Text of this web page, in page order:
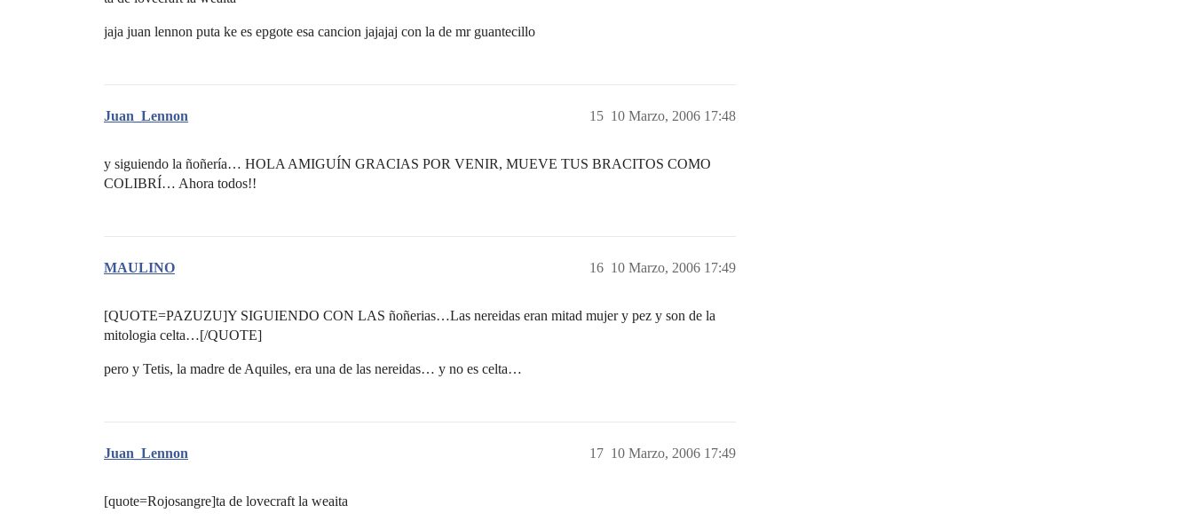
jaja juan lennon puta ke es epgote esa cancion jajajaj con la de mr guantecillo
Juan_Lennon 10 Marzo, 2006 17:48
15
y siguiendo la ñoñería… HOLA AMIGUÍN GRACIAS POR VENIR, MUEVE TUS BRACITOS COMO
COLIBRÍ… Ahora todos!!
MAULINO 10 Marzo, 2006 17:49
16
[QUOTE=PAZUZU]Y SIGUIENDO CON LAS ñoñerias…Las nereidas eran mitad mujer y pez y son de la
mitologia celta…[/QUOTE]
pero y Tetis, la madre de Aquiles, era una de las nereidas… y no es celta…
Juan_Lennon 10 Marzo, 2006 17:49
17
[quote=Rojosangre]ta de lovecraft la weaita